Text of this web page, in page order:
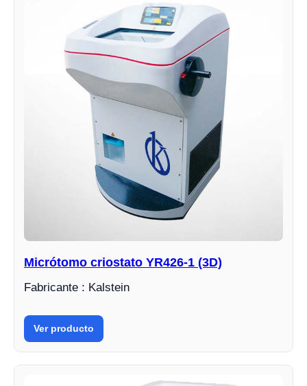
Micrótomo criostato YR426-1 (3D)
Fabricante : Kalstein
Ver producto